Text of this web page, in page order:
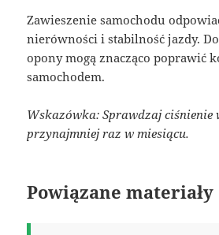
Zawieszenie samochodu
nierówności i stabilność jazdy.
opony mogą znacząco poprawić
samochodem.
Wskazówka: Sprawdzaj ciśnienie
przynajmniej raz w miesiącu.
Powiązane materiały